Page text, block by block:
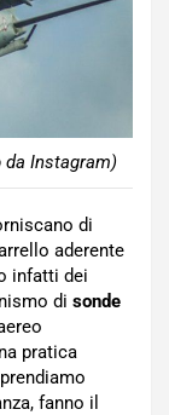
Instagram)
di
aderente
infatti dei
di sonde
pratica
fanno il